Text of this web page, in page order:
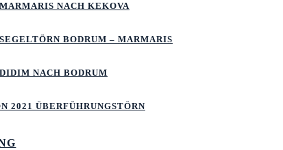
MARMARIS NACH KEKOVA
SEGELTÖRN BODRUM – MARMARIS
DIDIM NACH BODRUM
2021 ÜBERFÜHRUNGSTÖRN